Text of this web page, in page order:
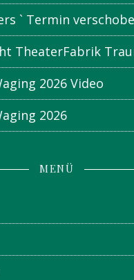
` Termin
TheaterFabrik
2026 Video
2026
MENÜ